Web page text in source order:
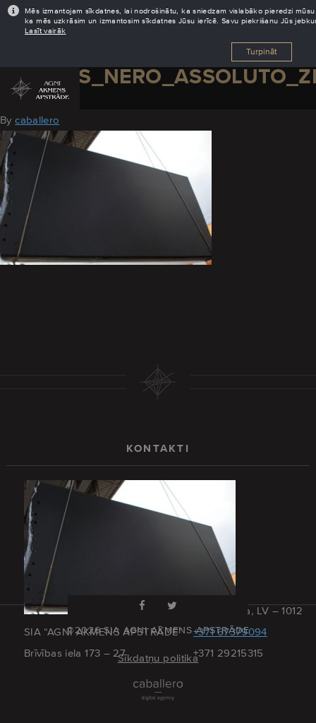
Mēs izmantojam sīkdatnes, lai nodrošinātu, ka sniedzam vislabāko pieredzi
ka mēs uzkrāsim un izmantosim sīkdatnes Jūsu ierīcē. Savu piekrišanu Jūs
Lasīt vairāk
Turpināt
August 19, 2016
Bycaballero
KONTAKTI
SIA “AGNI AKMENS APSTRĀDE”
Brīvības iela 173 – 27
Rīga, Latvija, LV – 1012
+371 67379094
+371 29215315
©2026 SIA AGNI AKMENS APSTRĀDE
Sīkdatņu politika